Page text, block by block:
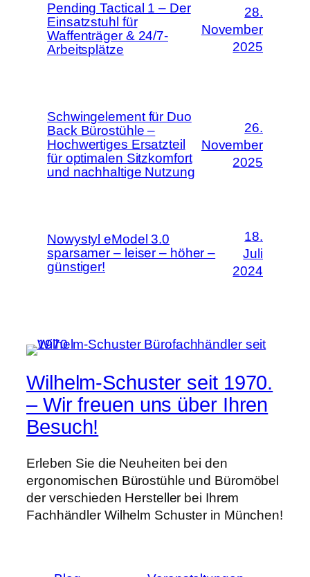
Pending Tactical 1 – Der
Einsatzstuhl für
Waffenträger & 24/7-
Arbeitsplätze
28.
November
2025
Schwingelement für Duo
Back Bürostühle –
Hochwertiges Ersatzteil
für optimalen Sitzkomfort
und nachhaltige Nutzung
26.
November
2025
Nowystyl eModel 3.0
sparsamer – leiser – höher –
günstiger!
18.
Juli
2024
Wilhelm-Schuster seit 1970.
– Wir freuen uns über Ihren
Besuch!
Erleben Sie die Neuheiten bei den
ergonomischen Bürostühle und Büromöbel
der verschieden Hersteller bei Ihrem
Fachhändler Wilhelm Schuster in München!